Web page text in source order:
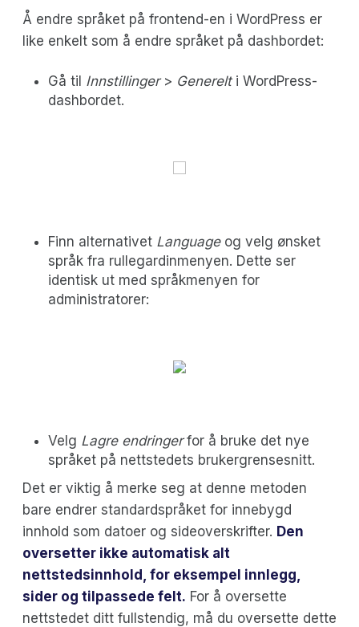
Å endre språket på frontend-en i WordPress er
like enkelt som å endre språket på dashbordet:
Gå til Innstillinger> Generelti WordPress-
dashbordet.
Finn alternativet Languageog velg ønsket
språk fra rullegardinmenyen. Dette ser
identisk ut med språkmenyen for
administratorer:
Velg Lagre endringerfor å bruke det nye
språket på nettstedets brukergrensesnitt.
Det er viktig å merke seg at denne metoden
bare endrer standardspråket for innebygd
innhold som datoer og sideoverskrifter. Den
oversetter ikke automatisk alt
nettstedsinnhold, for eksempel innlegg,
sider og tilpassede felt. For å oversette
nettstedet ditt fullstendig, må du oversette dette